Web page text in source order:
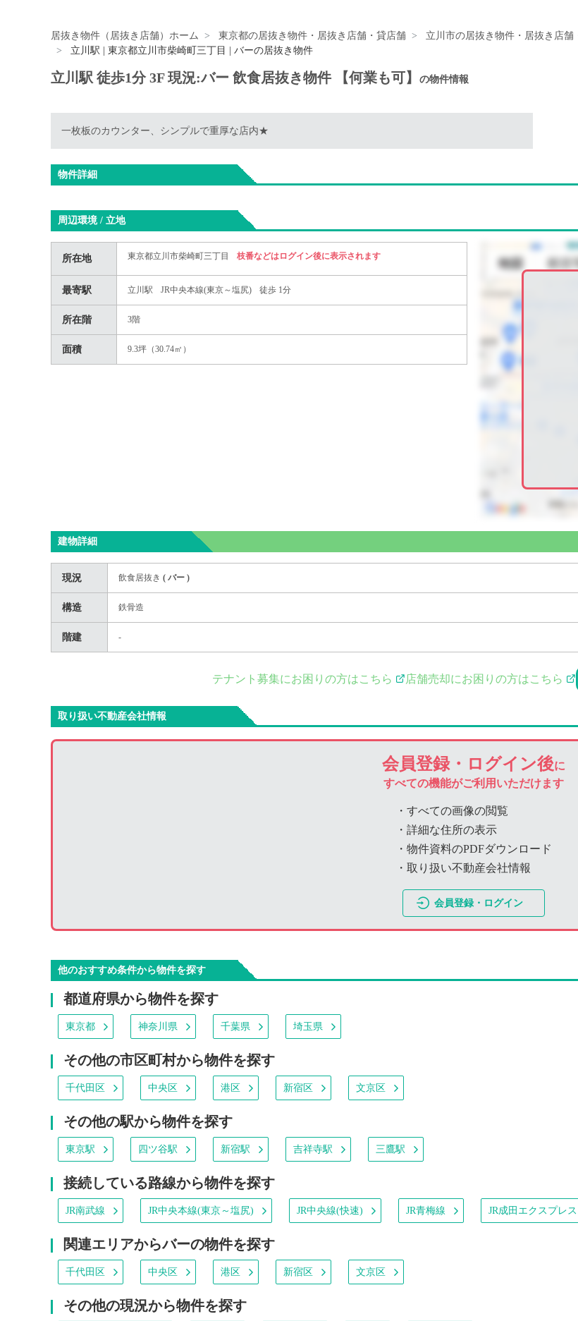
居抜き物件（居抜き店舗）ホーム 東京都の居抜き物件・居抜き店舗・貸店舗 立川市の居抜き物件・居抜き店舗
立川駅 | 東京都立川市柴崎町三丁目 | バーの居抜き物件
立川駅 徒歩1分 3F 現況:バー 飲食居抜き物件 【何業も可】 の物件情報
一枚板のカウンター、シンプルで重厚な店内★
物件詳細
周辺環境 / 立地
所在地 東京都立川市柴崎町三丁目 枝番などはログイン後に表示されます
最寄駅 立川駅 JR中央本線(東京～塩尻) 徒歩 1分
所在階 3階
面積 9.3坪（30.74㎡）
建物詳細
現況 飲食居抜き ( バー )
構造 鉄骨造
階建 -
テナント募集にお困りの方はこちら 店舗売却にお困りの方はこちら
取り扱い不動産会社情報
会員登録・ログイン後に
すべての機能がご利用いただけます
・すべての画像の閲覧
・詳細な住所の表示
・物件資料のPDFダウンロード
・取り扱い不動産会社情報
会員登録・ログイン
他のおすすめ条件から物件を探す
都道府県から物件を探す
東京都 神奈川県 千葉県 埼玉県
その他の市区町村から物件を探す
千代田区 中央区 港区 新宿区 文京区
その他の駅から物件を探す
東京駅 四ツ谷駅 新宿駅 吉祥寺駅 三鷹駅
接続している路線から物件を探す
JR南武線 JR中央本線(東京～塩尻) JR中央線(快速) JR青梅線 JR成田エクスプレス
関連エリアからバーの物件を探す
千代田区 中央区 港区 新宿区 文京区
その他の現況から物件を探す